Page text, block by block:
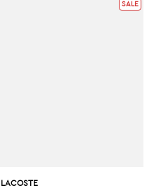
SALE
LACOSTE